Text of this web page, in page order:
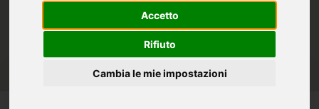
Accetto
Rifiuto
Cambia le mie impostazioni